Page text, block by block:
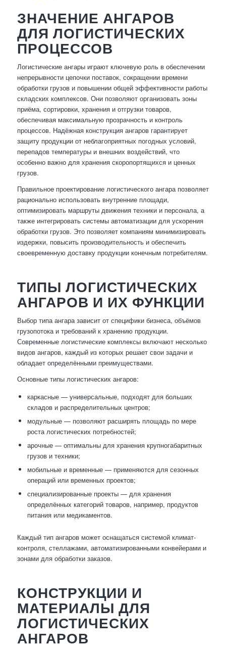
ЗНАЧЕНИЕ АНГАРОВ
ДЛЯ ЛОГИСТИЧЕСКИХ
ПРОЦЕССОВ
Логистические ангары играют ключевую роль в обеспечении
непрерывности цепочки поставок, сокращении времени
обработки грузов и повышении общей эффективности работы
складских комплексов. Они позволяют организовать зоны
приёма, сортировки, хранения и отгрузки товаров,
обеспечивая максимальную прозрачность и контроль
процессов. Надёжная конструкция ангаров гарантирует
защиту продукции от неблагоприятных погодных условий,
перепадов температуры и внешних воздействий, что
особенно важно для хранения скоропортящихся и ценных
грузов.
Правильное проектирование логистического ангара позволяет
рационально использовать внутренние площади,
оптимизировать маршруты движения техники и персонала, а
также интегрировать системы автоматизации для ускорения
обработки грузов. Это позволяет компаниям минимизировать
издержки, повысить производительность и обеспечить
своевременную доставку продукции конечным потребителям.
ТИПЫ ЛОГИСТИЧЕСКИХ
АНГАРОВ И ИХ ФУНКЦИИ
Выбор типа ангара зависит от специфики бизнеса, объёмов
грузопотока и требований к хранению продукции.
Современные логистические комплексы включают несколько
видов ангаров, каждый из которых решает свои задачи и
обладает определёнными преимуществами.
Основные типы логистических ангаров:
каркасные — универсальные, подходят для больших
складов и распределительных центров;
модульные — позволяют расширять площадь по мере
роста логистических потребностей;
арочные — оптимальны для хранения крупногабаритных
грузов и техники;
мобильные и временные — применяются для сезонных
операций или временных проектов;
специализированные проекты — для хранения
определённых категорий товаров, например, продуктов
питания или медикаментов.
Каждый тип ангаров может оснащаться системой климат-
контроля, стеллажами, автоматизированными конвейерами и
зонами для обработки заказов.
КОНСТРУКЦИИ И
МАТЕРИАЛЫ ДЛЯ
ЛОГИСТИЧЕСКИХ
АНГАРОВ